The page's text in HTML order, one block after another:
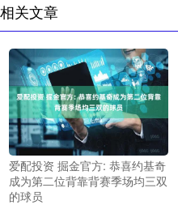
相关文章
爱配投资 掘金官方: 恭喜约基奇
成为第二位背靠背赛季场均三双
的球员